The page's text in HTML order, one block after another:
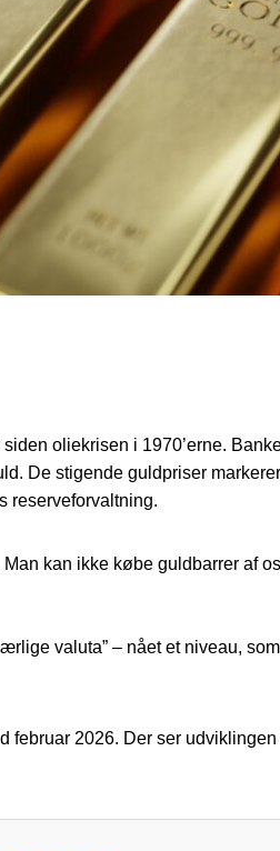
oliekrisen i 1970’erne.
De stigende guldpriser
reserveforvaltning.
kan ikke købe guldbarrer af
valuta” – nået et niveau,
februar 2026. Der ser